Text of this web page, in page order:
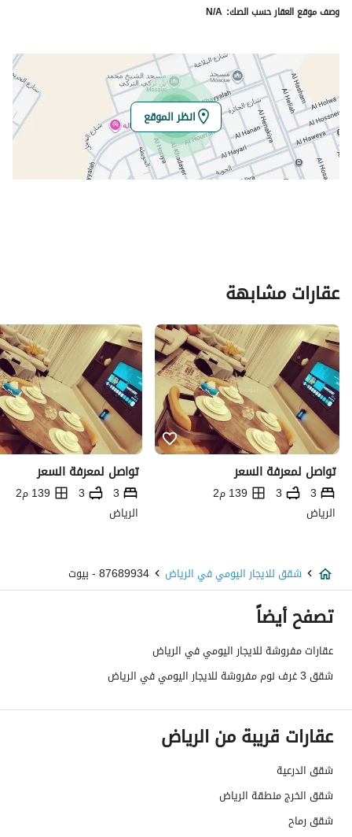
وصف موقع العقار حسب الصك: N/A
انظر الموقع
عقارات مشابهة
تواصل لمعرفة السعر
3
3
139 م2
الرياض
تواصل لمعرفة السعر
3
3
139 م2
الرياض
شقق للايجار اليومي في الرياض 87689934 - بيوت
تصفح أيضاً
عقارات مفروشة للايجار اليومي في الرياض
شقق 3 غرف نوم مفروشة للايجار اليومي في الرياض
عقارات قريبة من الرياض
شقق الدرعية
شقق الخرج منطقة الرياض
شقق رماح